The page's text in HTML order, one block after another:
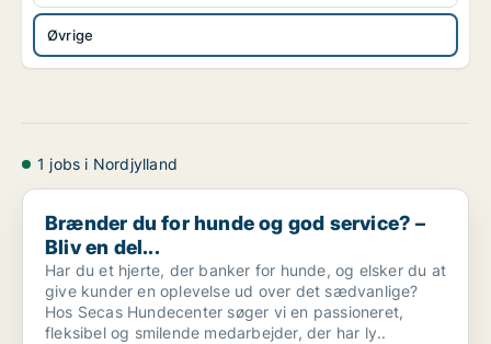
Øvrige
1 jobs i Nordjylland
Brænder du for hunde og god service? – Bliv en del...
Brænder du for hunde og god service? –
Bliv en del...
Har du et hjerte, der banker for hunde, og elsker du at
give kunder en oplevelse ud over det sædvanlige?
Hos Secas Hundecenter søger vi en passioneret,
fleksibel og smilende medarbejder, der har ly..